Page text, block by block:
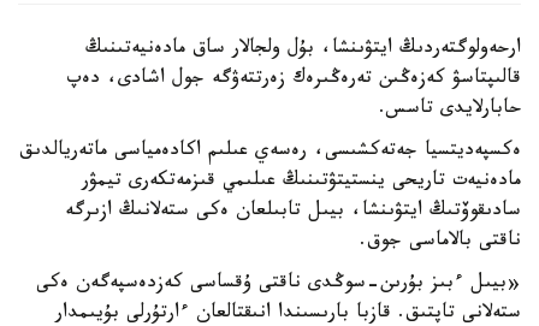
ارحەولوگتەردىڭ ايتۋىنشا، بۇل ولجالار ساق مادەنيەتىنىڭ
قالىپتاسۋ كەزەڭىن تەرەڭىرەك زەرتتەۋگە جول اشادى، دەپ
حابارلايدى تاسس.
ەكسپەديتسيا جەتەكشىسى، رەسەي عىلىم اكادەمياسى ماتەريالدىق
مادەنيەت تاريحى ينستيتۋتىنىڭ عىلىمي قىزمەتكەرى تيمۋر
سادىقوۆتىڭ ايتۋىنشا، بيىل تابىلعان ەكى ستەلانىڭ ازىرگە
ناقتى بالاماسى جوق.
«بيىل ءبىز بۇرىن-سوڭدى ناقتى ۇقساسى كەزدەسپەگەن ەكى
ستەلانى تاپتىق. قازبا بارىسىندا انىقتالعان ءارتۇرلى بۇيىمدار